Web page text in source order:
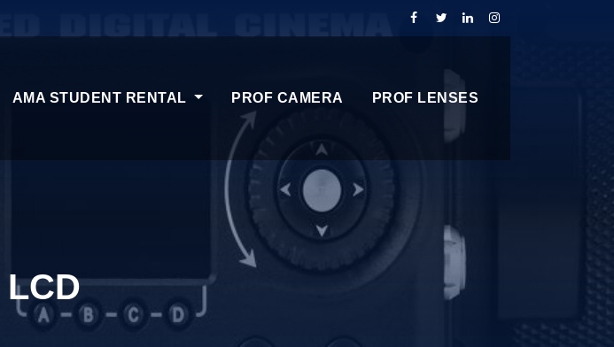
AMA STUDENT RENTAL PROF CAMERA PROF LENSES
LCD